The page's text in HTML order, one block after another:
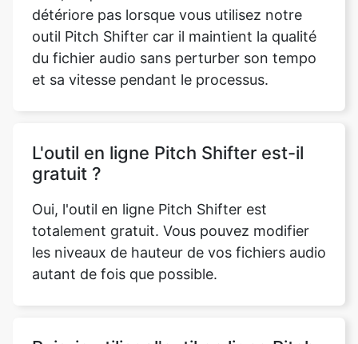
et sa vitesse pendant le processus.
L'outil en ligne Pitch Shifter est-il
totalement gratuit. Vous pouvez modifier
les niveaux de hauteur de vos fichiers audio
autant de fois que possible.
Puis-je utiliser l'outil en ligne Pitch